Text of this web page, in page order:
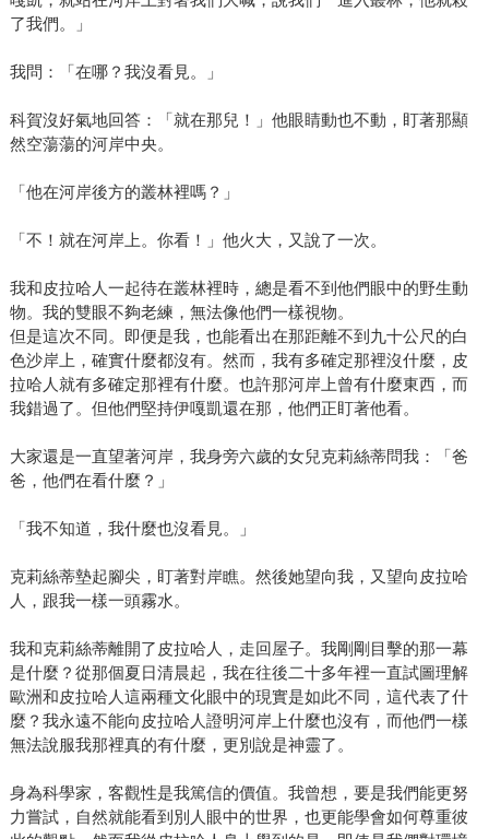
了我們。」
我問：「在哪？我沒看見。」
科賀沒好氣地回答：「就在那兒！」他眼睛動也不動，盯著那顯
然空蕩蕩的河岸中央。
「他在河岸後方的叢林裡嗎？」
「不！就在河岸上。你看！」他火大，又說了一次。
我和皮拉哈人一起待在叢林裡時，總是看不到他們眼中的野生動
物。我的雙眼不夠老練，無法像他們一樣視物。
但是這次不同。即便是我，也能看出在那距離不到九十公尺的白
色沙岸上，確實什麼都沒有。然而，我有多確定那裡沒什麼，皮
拉哈人就有多確定那裡有什麼。也許那河岸上曾有什麼東西，而
我錯過了。但他們堅持伊嘎凱還在那，他們正盯著他看。
大家還是一直望著河岸，我身旁六歲的女兒克莉絲蒂問我：「爸
爸，他們在看什麼？」
「我不知道，我什麼也沒看見。」
克莉絲蒂墊起腳尖，盯著對岸瞧。然後她望向我，又望向皮拉哈
人，跟我一樣一頭霧水。
我和克莉絲蒂離開了皮拉哈人，走回屋子。我剛剛目擊的那一幕
是什麼？從那個夏日清晨起，我在往後二十多年裡一直試圖理解
歐洲和皮拉哈人這兩種文化眼中的現實是如此不同，這代表了什
麼？我永遠不能向皮拉哈人證明河岸上什麼也沒有，而他們一樣
無法說服我那裡真的有什麼，更別說是神靈了。
身為科學家，客觀性是我篤信的價值。我曾想，要是我們能更努
力嘗試，自然就能看到別人眼中的世界，也更能學會如何尊重彼